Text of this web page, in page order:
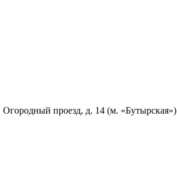
проезд, д. 14 (м. «Бутырская»)